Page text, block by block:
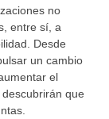
no
entre sí, a
Desde
un cambio
el
que